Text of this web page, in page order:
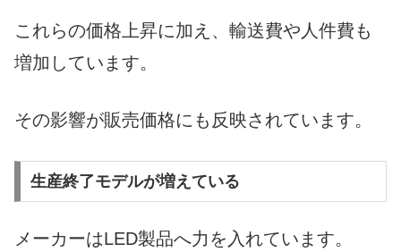
これらの価格上昇に加え、輸送費や人件費も
増加しています。
その影響が販売価格にも反映されています。
生産終了モデルが増えている
メーカーはLED製品へ力を入れています。